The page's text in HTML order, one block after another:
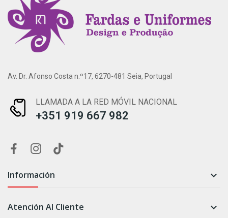
Av. Dr. Afonso Costa n.º17, 6270-481 Seia, Portugal
LLAMADA A LA RED MÓVIL NACIONAL
+351 919 667 982
Información 
Atención Al Cliente 